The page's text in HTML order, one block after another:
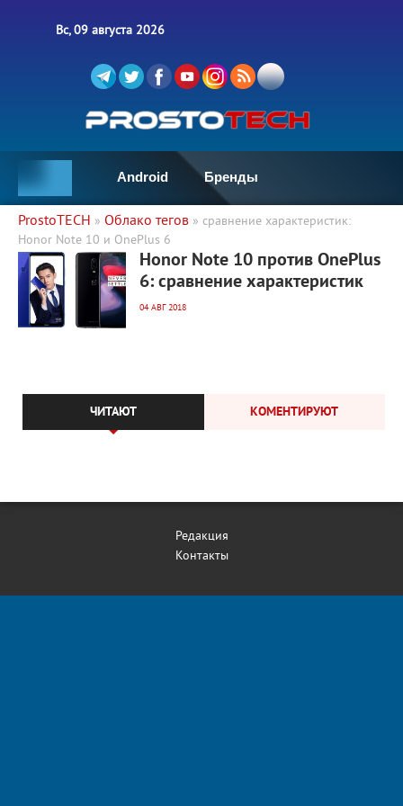
Вс, 09 августа 2026
Android Бренды
ProstoTECH » Облако тегов » сравнение характеристик:
Honor Note 10 и OnePlus 6
6 019 0
Honor Note 10 против OnePlus
6: сравнение характеристик
04 АВГ 2018
ЧИТАЮТ КОМЕНТИРУЮТ
Редакция
Контакты